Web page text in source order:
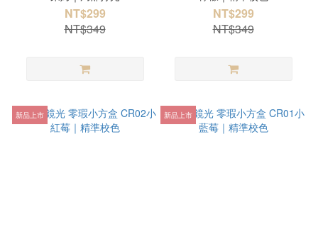
NT$299
NT$349
NT$299
NT$349
新品上市 新品上市